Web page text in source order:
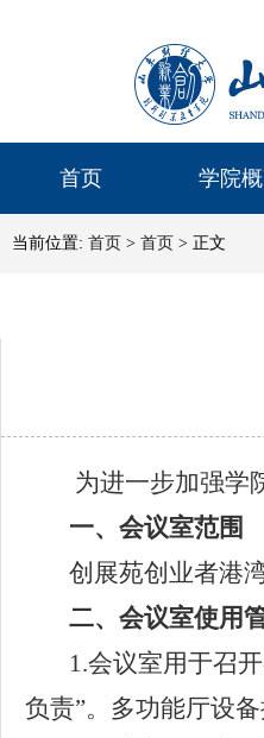
首页 学院
当前位置: 首页 > 首页 > 正文
为进一步加强学
一、会议室范围
创展苑创业者港
二、会议室使用
1.会议室用于召
负责”。 多功能厅设